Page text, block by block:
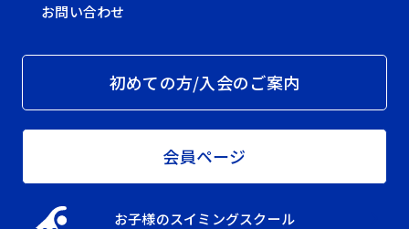
お問い合わせ
初めての方/入会のご案内
会員ページ
お子様のスイミングスクール